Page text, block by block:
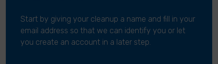
Start by giving your cleanup a name and fill in your
email address so that we can identify you or let
you create an account in a later step.